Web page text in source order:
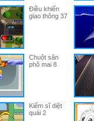
Điều khiển
giao thông 37
Chuột săn
phô mai 8
Kiếm sĩ diệt
quái 2